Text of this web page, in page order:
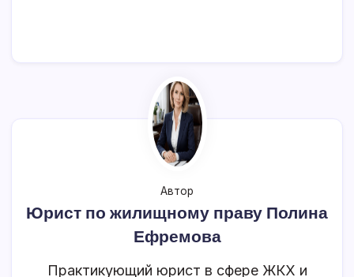
Автор
Юрист по жилищному праву Полина
Ефремова
Практикующий юрист в сфере ЖКХ и